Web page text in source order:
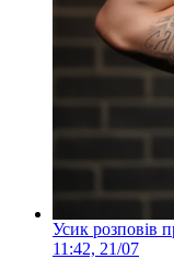
Усик розповів
11:42, 21/07